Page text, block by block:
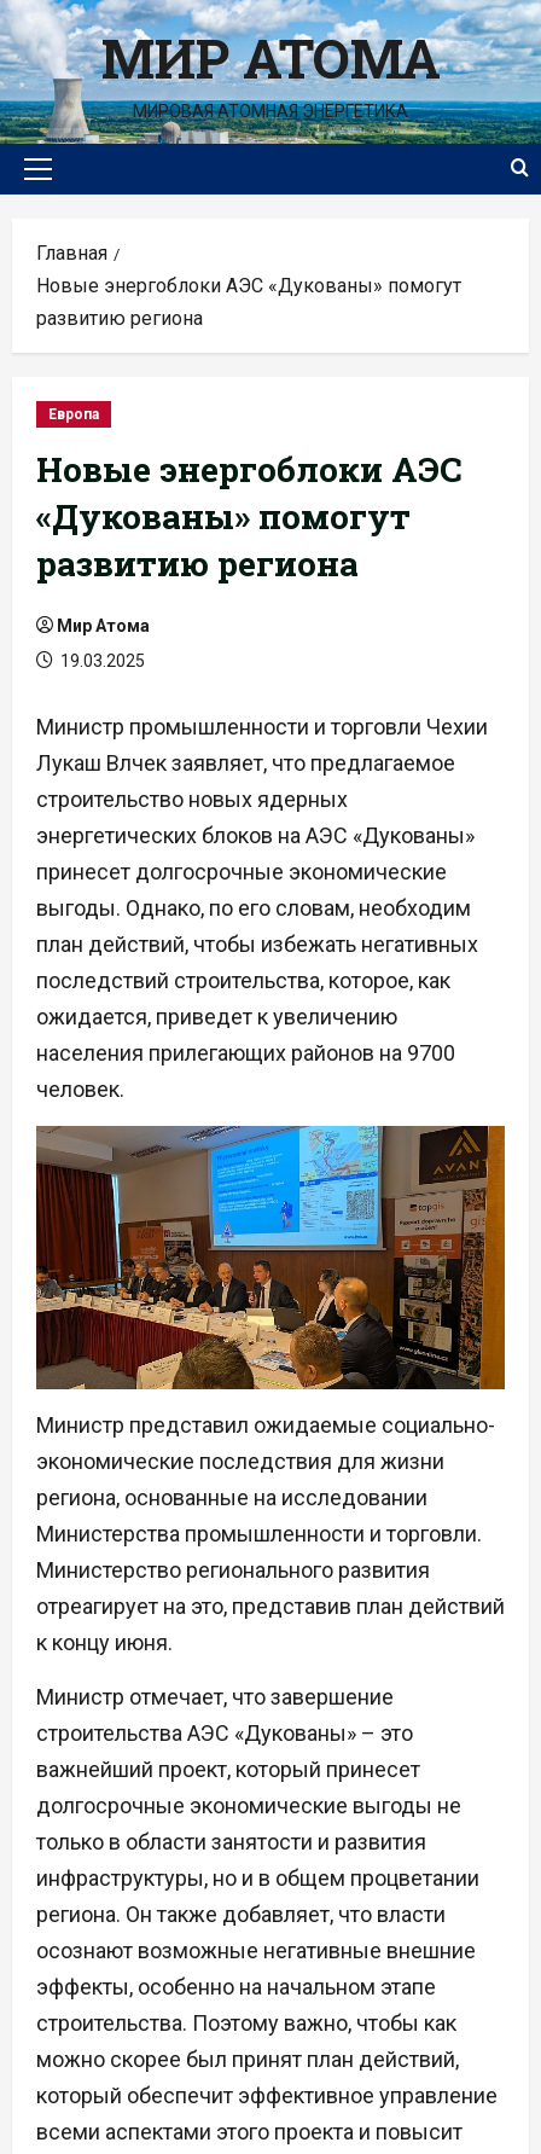
Перейти
к
содержимомуМИР АТОМА
МИРОВАЯ АТОМНАЯ ЭНЕРГЕТИКА
Основное
Главная
Новые энергоблоки АЭС «Дукованы» помогут
развитию региона
Европа
Новые энергоблоки АЭС
«Дукованы» помогут
развитию региона
Мир Атома
19.03.2025
Министр промышленности и торговли Чехии
Лукаш Влчек заявляет, что предлагаемое
строительство новых ядерных
энергетических блоков на АЭС «Дукованы»
принесет долгосрочные экономические
выгоды. Однако, по его словам, необходим
план действий, чтобы избежать негативных
последствий строительства, которое, как
ожидается, приведет к увеличению
населения прилегающих районов на 9700
человек.
Министр представил ожидаемые социально-
экономические последствия для жизни
региона, основанные на исследовании
Министерства промышленности и торговли.
Министерство регионального развития
отреагирует на это, представив план действий
к концу июня.
Министр отмечает, что завершение
строительства АЭС «Дукованы» – это
важнейший проект, который принесет
долгосрочные экономические выгоды не
только в области занятости и развития
инфраструктуры, но и в общем процветании
региона. Он также добавляет, что власти
осознают возможные негативные внешние
эффекты, особенно на начальном этапе
строительства. Поэтому важно, чтобы как
можно скорее был принят план действий,
который обеспечит эффективное управление
всеми аспектами этого проекта и повысит